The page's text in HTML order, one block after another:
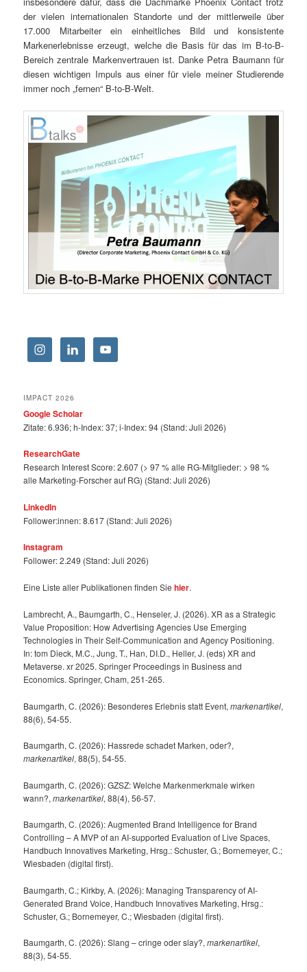
der vielen internationalen Standorte und der mittlerweile über
17.000 Mitarbeiter ein einheitliches Bild und konsistente
Markenerlebnisse erzeugt, welche die Basis für das im B-to-B-
Bereich zentrale Markenvertrauen ist. Danke Petra Baumann für
diesen wichtigen Impuls aus einer für viele meiner Studierende
immer noch „fernen“ B-to-B-Welt.
IMPACT 2026
Google Scholar
Zitate: 6.936; h-Index: 37; i-Index: 94 (Stand: Juli 2026)
ResearchGate
Research Interest Score: 2.607 (> 97 % alle RG-Mitglieder: > 98 %
alle Marketing-Forscher auf RG) (Stand: Juli 2026)
LinkedIn
Follower:innen: 8.617 (Stand: Juli 2026)
Instagram
Follower: 2.249 (Stand: Juli 2026)
Eine Liste aller Publikationen finden Siehier.
Lambrecht, A., Baumgarth, C., Henseler, J. (2026). XR as a Strategic
Value Proposition: How Advertising Agencies Use Emerging
Technologies in Their Self-Communication and Agency Positioning.
In: tom Dieck, M.C., Jung, T., Han, DI.D., Heller, J. (eds) XR and
Metaverse. xr 2025. Springer Proceedings in Business and
Economics. Springer, Cham, 251-265.
Baumgarth, C. (2026): Besonderes Erlebnis statt Event,markenartikel,
88(6), 54-55.
Baumgarth, C. (2026): Hassrede schadet Marken, oder?,
markenartikel, 88(5), 54-55.
Baumgarth, C. (2026): GZSZ: Welche Markenmerkmale wirken
wann?,markenartikel, 88(4), 56-57.
Baumgarth, C. (2026): Augmented Brand Intelligence for Brand
Controlling – A MVP of an AI-supported Evaluation of Live Spaces,
Handbuch Innovatives Marketing, Hrsg.: Schuster, G.; Bornemeyer, C.;
Wiesbaden (digital first).
Baumgarth, C.; Kirkby, A. (2026): Managing Transparency of AI-
Generated Brand Voice, Handbuch Innovatives Marketing, Hrsg.:
Schuster, G.; Bornemeyer, C.; Wiesbaden (digital first).
Baumgarth, C. (2026): Slang – cringe oder slay?,markenartikel,
88(3), 54-55.